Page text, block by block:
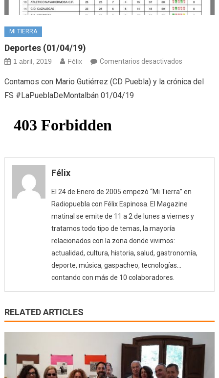
MI TIERRA
Deportes (01/04/19)
1 abril, 2019 Félix Comentarios desactivadosen
(01/04/19)
Contamos con Mario Gutiérrez (CD Puebla) y la crónica del
FS #LaPueblaDeMontalbán 01/04/19
Félix
El 24 de Enero de 2005 empezó “Mi Tierra” en
Radiopuebla con Félix Espinosa. El Magazine
matinal se emite de 11 a 2 de lunes a viernes y
tratamos todo tipo de temas, la mayoría
relacionados con la zona donde vivimos:
actualidad, cultura, historia, salud, gastronomía,
deporte, música, gaspacheo, tecnologías…
contando con más de 10 colaboradores.
RELATED ARTICLES